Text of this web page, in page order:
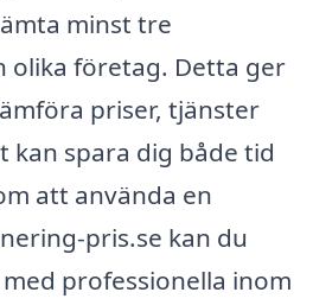
minst tre
olika företag. Detta ger
priser, tjänster
kan spara dig både tid
att använda en
pris.se kan du
professionella inom